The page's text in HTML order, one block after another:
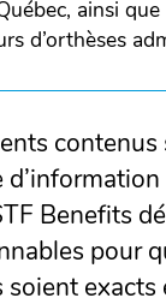
ainsi
d’orthèses
contenus
Benefits
pour
exacts